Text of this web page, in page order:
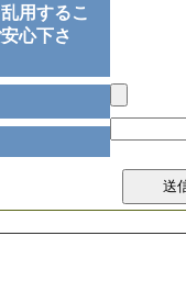
用するこ
心下さ